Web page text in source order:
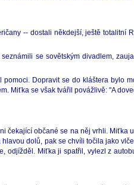
-- dostali někdejší, ještě totalitní
se sovětským divadlem,
Dopravit se do kláštera bylo
Miťka se však tvářil povážlivě: "A
čekající občané se na něj vrhli.
dolů, pak se chvíli točila jako
odjížděl. Miťka ji spatřil, vylezl z